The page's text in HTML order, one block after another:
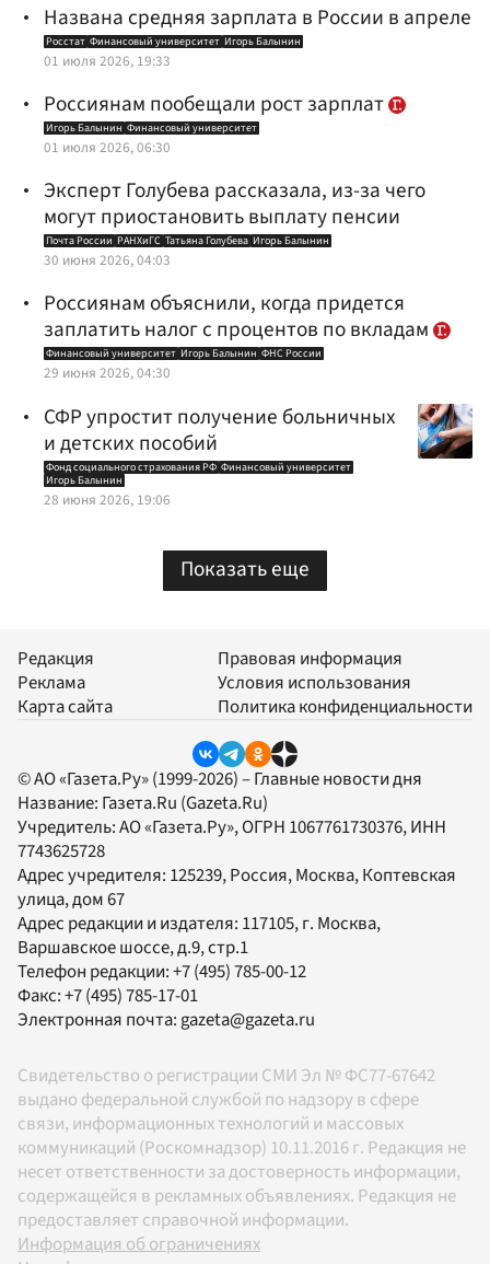
Названа средняя зарплата в России в апреле
Росстат Финансовый университет Игорь Балынин
01 июля 2026, 19:33
Россиянам пообещали рост зарплат
Игорь Балынин Финансовый университет
01 июля 2026, 06:30
Эксперт Голубева рассказала, из-за чего
могут приостановить выплату пенсии
Почта России РАНХиГС Татьяна Голубева Игорь Балынин
30 июня 2026, 04:03
Россиянам объяснили, когда придется
заплатить налог с процентов по вкладам
Финансовый университет Игорь Балынин ФНС России
29 июня 2026, 04:30
СФР упростит получение больничных
и детских пособий
Фонд социального страхования РФ Финансовый университет
Игорь Балынин
28 июня 2026, 19:06
Показать еще
Редакция
Реклама
Карта сайта
Правовая информация
Условия использования
Политика конфиденциальности
© АО «Газета.Ру» (1999-2026) – Главные новости дня
Название: Газета.Ru (Gazeta.Ru)
Учредитель:АО «Газета.Ру», ОГРН 1067761730376, ИНН
7743625728
Адрес учредителя: 125239, Россия, Москва, Коптевская
улица, дом 67
Адрес редакции и издателя: 117105, г. Москва,
Варшавское шоссе, д.9, стр.1
Телефон редакции:+7 (495) 785-00-12
Факс:+7 (495) 785-17-01
Электронная почта:gazeta@gazeta.ru
Свидетельство о регистрации СМИ Эл № ФС77-67642
выдано федеральной службой по надзору в сфере
связи, информационных технологий и массовых
коммуникаций (Роскомнадзор) 10.11.2016 г. Редакция не
несет ответственности за достоверность информации,
содержащейся в рекламных объявлениях. Редакция не
предоставляет справочной информации.
Информация об ограничениях